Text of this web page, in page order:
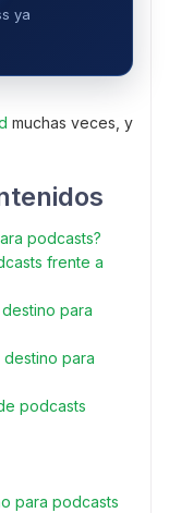
ya
muchas veces, y
podcasts?
frente a
para
para
podcasts
para podcasts